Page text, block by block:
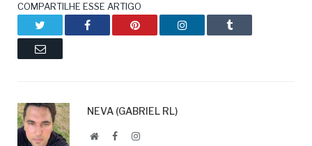
COMPARTILHE ESSE ARTIGO
Facebook Pinterest LinkedIn Tumblr
Email
NEVA (GABRIEL RL)
WebsiteFacebookLinkedIn